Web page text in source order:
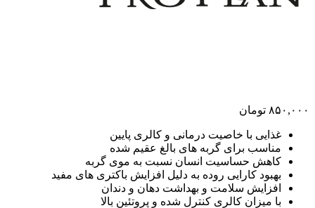
۸۵۰,۰۰۰ تومان
غذایی با خاصیت درمانی و کالری پایین
مناسب برای گربه های بالغ عقیم شده
کاهش حساسیت انسان نسبت به موی گربه
بهبود کارایی روده به دلیل افزایش باکتری های مفید
افزایش سلامت و بهداشت دهان و دندان
با میزان کالری کنترل شده و پروتئین بالا